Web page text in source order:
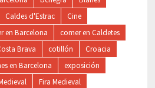
Caldes d'Estrac
Cine
en Barcelona
comer en Caldetes
Brava cotillón
Croacia
en Barcelona
exposición
Fira Medieval